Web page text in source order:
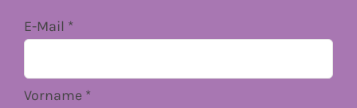
E-Mail *
Vorname *